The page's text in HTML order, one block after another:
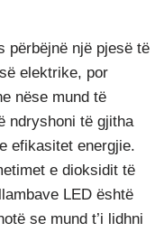
përbëjnë një pjesë të
elektrike, por
nëse mund të
ndryshoni të gjitha
efikasitet energjie.
e dioksidit të
LED është
se mund t’i lidhni